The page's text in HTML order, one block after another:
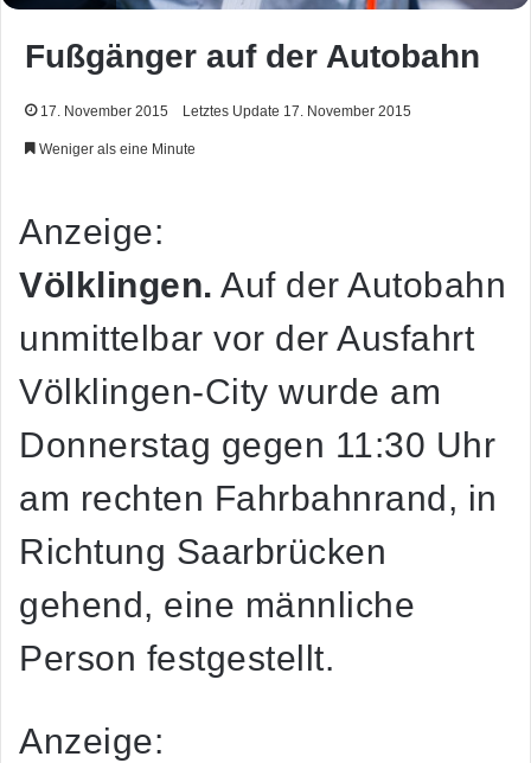
Fußgänger auf der Autobahn
17. November 2015 Letztes Update 17. November 2015
Weniger als eine Minute
Anzeige:
Völklingen. Auf der Autobahn
unmittelbar vor der Ausfahrt
Völklingen-City wurde am
Donnerstag gegen 11:30 Uhr
am rechten Fahrbahnrand, in
Richtung Saarbrücken
gehend, eine männliche
Person festgestellt.
Anzeige: